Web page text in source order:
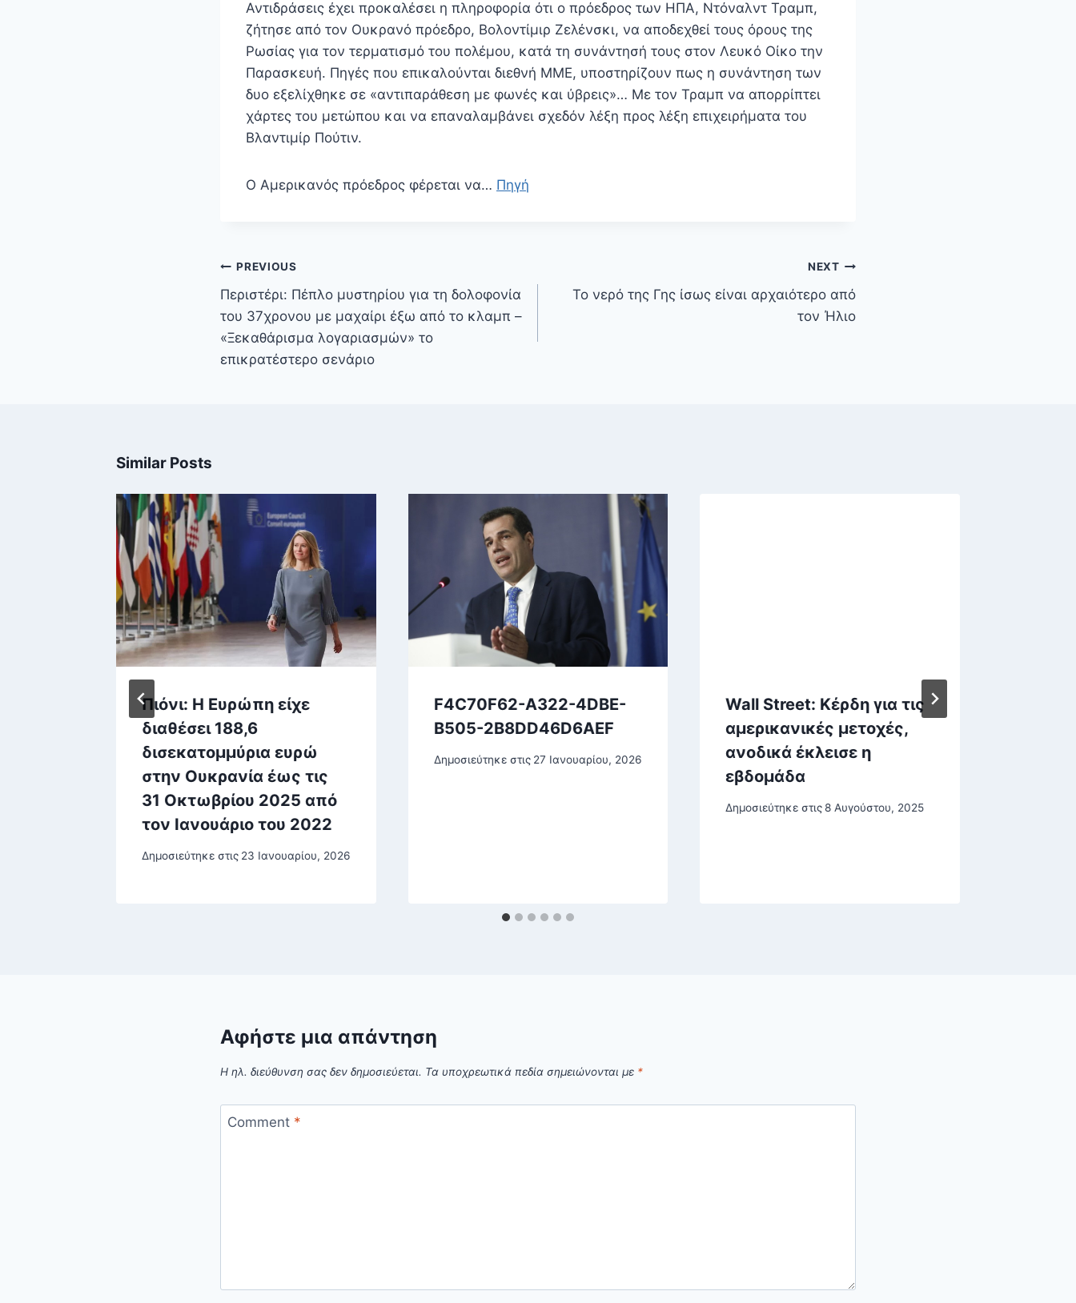
Αντιδράσεις έχει προκαλέσει η πληροφορία ότι ο πρόεδρος των ΗΠΑ, Ντόναλντ Τραμπ,
ζήτησε από τον Ουκρανό πρόεδρο, Βολοντίμιρ Ζελένσκι, να αποδεχθεί τους όρους της
Ρωσίας για τον τερματισμό του πολέμου, κατά τη συνάντησή τους στον Λευκό Οίκο την
Παρασκευή. Πηγές που επικαλούνται διεθνή ΜΜΕ, υποστηρίζουν πως η συνάντηση των
δυο εξελίχθηκε σε «αντιπαράθεση με φωνές και ύβρεις»… Με τον Τραμπ να απορρίπτει
χάρτες του μετώπου και να επαναλαμβάνει σχεδόν λέξη προς λέξη επιχειρήματα του
Βλαντιμίρ Πούτιν.
Ο Αμερικανός πρόεδρος φέρεται να… Πηγή
Πλοήγηση
άρθρων
PREVIOUS
Περιστέρι: Πέπλο μυστηρίου για τη δολοφονία
του 37χρονου με μαχαίρι έξω από το κλαμπ –
«Ξεκαθάρισμα λογαριασμών» το
επικρατέστερο σενάριο
NEXT
Το νερό της Γης ίσως είναι αρχαιότερο από
τον Ήλιο
Similar Posts
Πιόνι: H Ευρώπη είχε
διαθέσει 188,6
δισεκατομμύρια ευρώ
στην Ουκρανία έως τις
31 Οκτωβρίου 2025 από
τον Ιανουάριο του 2022
Δημοσιεύτηκε στις 23 Ιανουαρίου, 2026
F4C70F62-A322-4DBE-
B505-2B8DD46D6AEF
Δημοσιεύτηκε στις 27 Ιανουαρίου, 2026
Wall Street: Κέρδη για τις
αμερικανικές μετοχές,
ανοδικά έκλεισε η
εβδομάδα
Δημοσιεύτηκε στις 8 Αυγούστου, 2025
Αφήστε μια απάντηση
Η ηλ. διεύθυνση σας δεν δημοσιεύεται. Τα υποχρεωτικά πεδία σημειώνονται με *
Comment *